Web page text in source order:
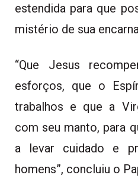
estendida para que
mistério de sua
“Que Jesus
esforços, que o
trabalhos e que a
com seu manto, para
a levar cuidado e
homens”, concluiu o